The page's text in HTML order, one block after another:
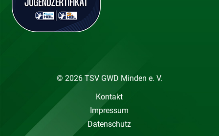
© 2026 TSV GWD Minden e. V.
Kontakt
Impressum
Datenschutz